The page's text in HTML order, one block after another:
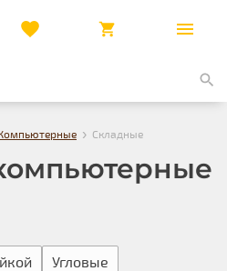
› Складные
Угловые